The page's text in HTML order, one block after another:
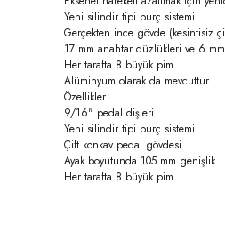
Yeni silindir tipi burç sistemi
Gerçekten ince gövde (kesintisiz
17 mm anahtar düzlükleri ve 6
Her tarafta 8 büyük pim
Alüminyum olarak da mevcuttur
Özellikler
9/16" pedal dişleri
Yeni silindir tipi burç sistemi
Çift konkav pedal gövdesi
Ayak boyutunda 105 mm genişlik
Her tarafta 8 büyük pim